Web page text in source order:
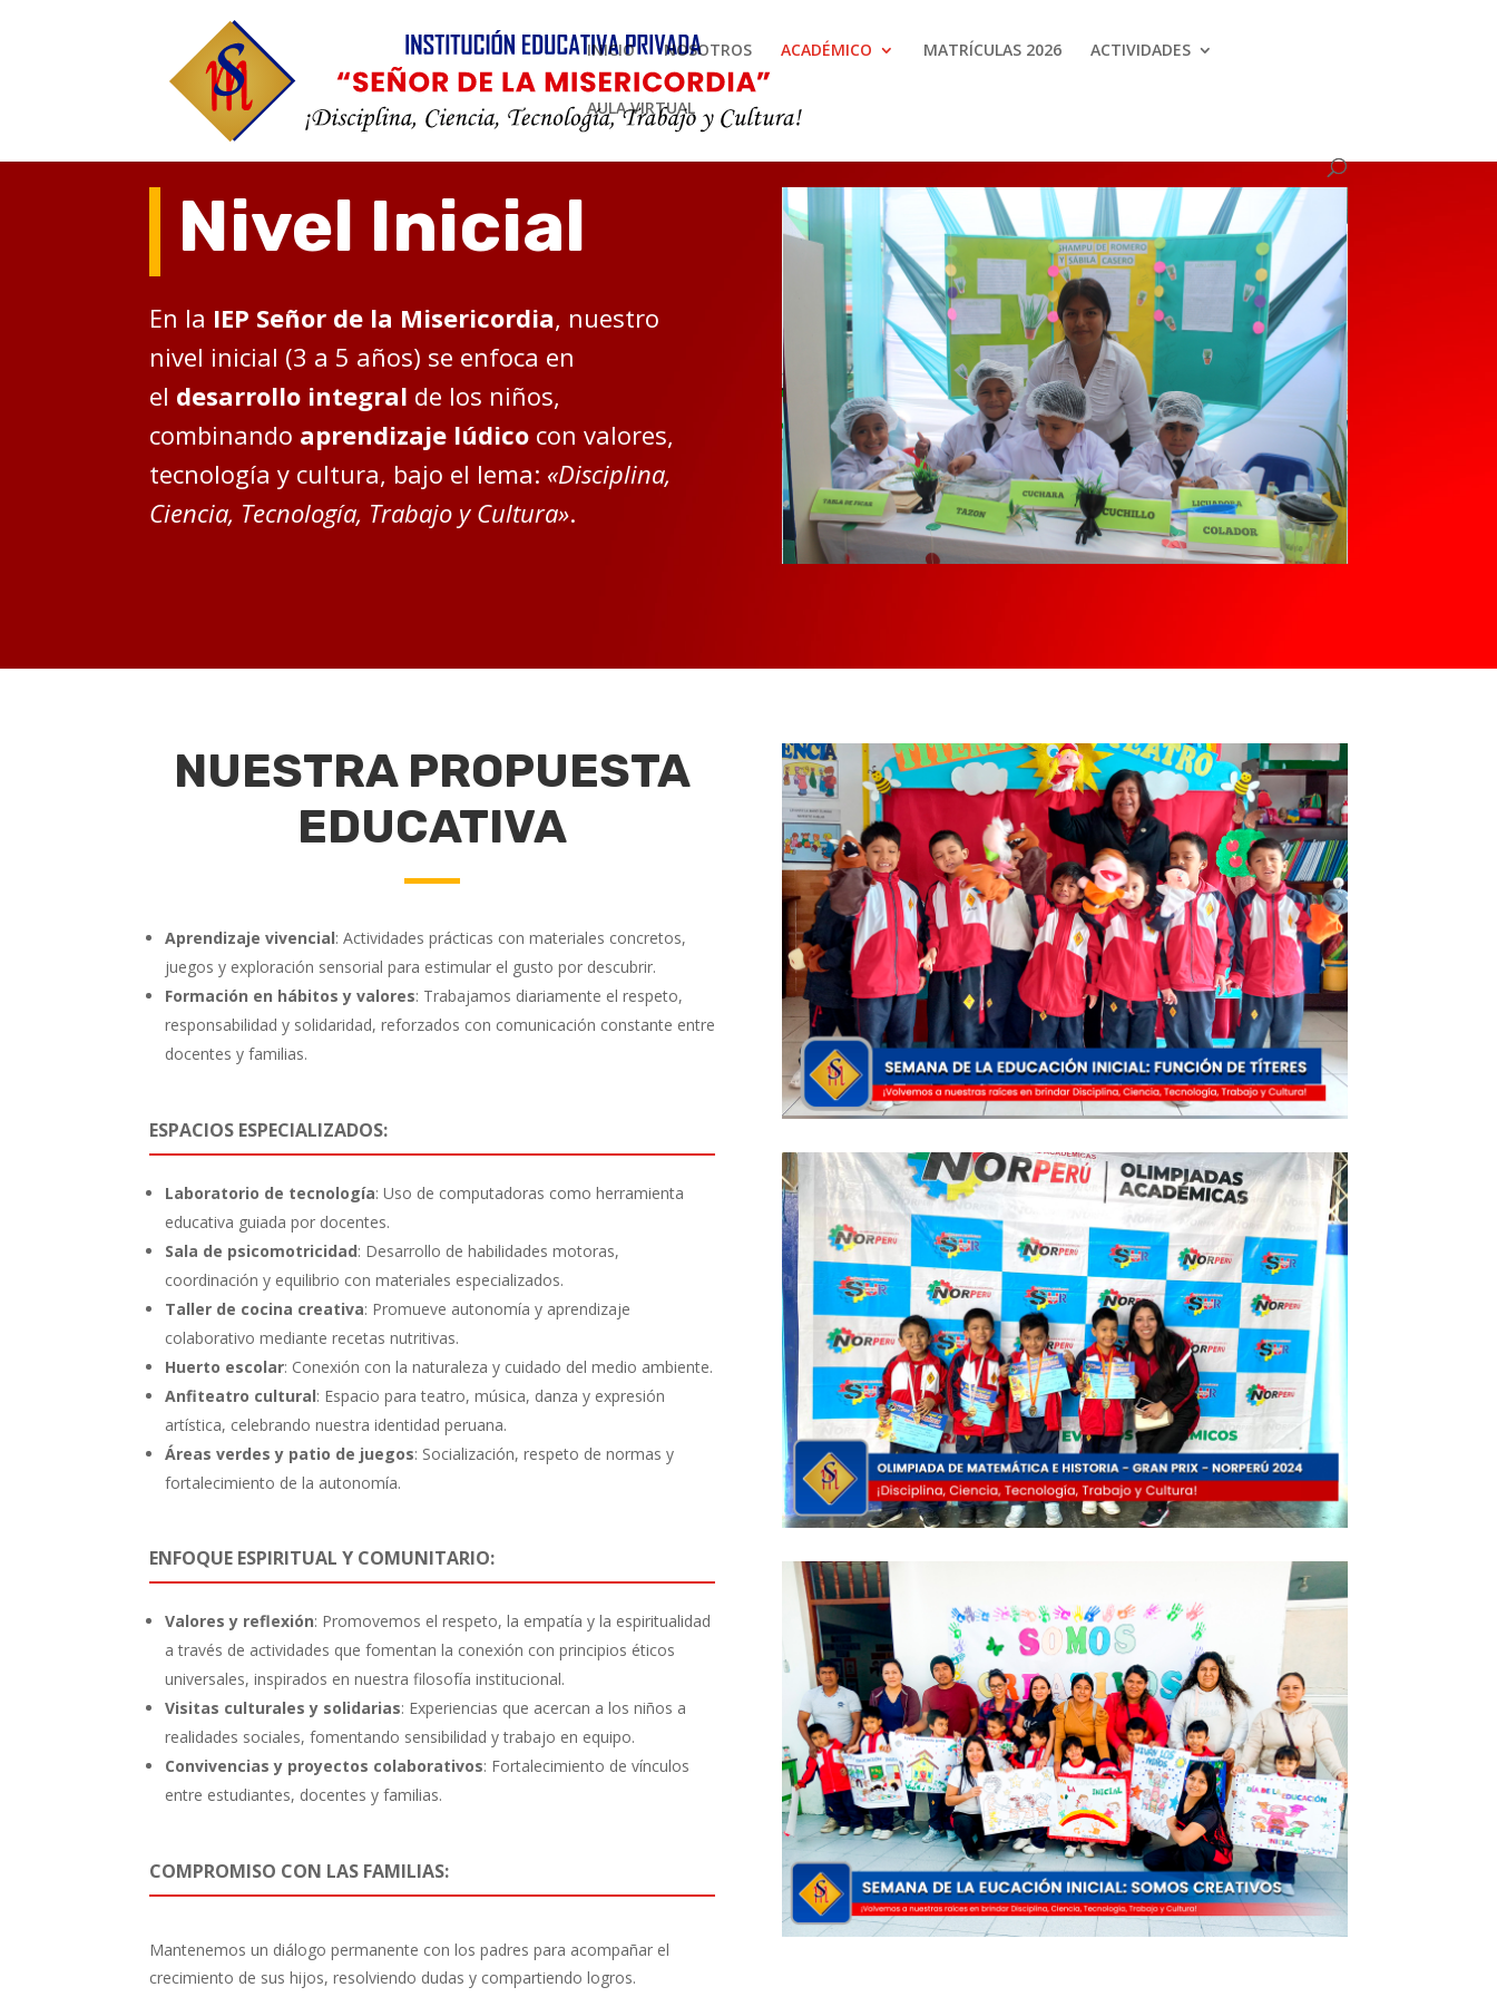
INICIO NOSOTROS ACADÉMICO MATRÍCULAS 2026 ACTIVIDADES
AULA VIRTUAL
Nivel Inicial
En la IEP Señor de la Misericordia, nuestro
nivel inicial (3 a 5 años) se enfoca en
el desarrollo integral de los niños,
combinando aprendizaje lúdico con valores,
tecnología y cultura, bajo el lema: «Disciplina,
Ciencia, Tecnología, Trabajo y Cultura».
NUESTRA PROPUESTA
EDUCATIVA
Aprendizaje vivencial: Actividades prácticas con materiales concretos,
juegos y exploración sensorial para estimular el gusto por descubrir.
Formación en hábitos y valores: Trabajamos diariamente el respeto,
responsabilidad y solidaridad, reforzados con comunicación constante entre
docentes y familias.
ESPACIOS ESPECIALIZADOS:
Laboratorio de tecnología: Uso de computadoras como herramienta
educativa guiada por docentes.
Sala de psicomotricidad: Desarrollo de habilidades motoras,
coordinación y equilibrio con materiales especializados.
Taller de cocina creativa: Promueve autonomía y aprendizaje
colaborativo mediante recetas nutritivas.
Huerto escolar: Conexión con la naturaleza y cuidado del medio ambiente.
Anfiteatro cultural: Espacio para teatro, música, danza y expresión
artística, celebrando nuestra identidad peruana.
Áreas verdes y patio de juegos: Socialización, respeto de normas y
fortalecimiento de la autonomía.
ENFOQUE ESPIRITUAL Y COMUNITARIO:
Valores y reflexión: Promovemos el respeto, la empatía y la espiritualidad
a través de actividades que fomentan la conexión con principios éticos
universales, inspirados en nuestra filosofía institucional.
Visitas culturales y solidarias: Experiencias que acercan a los niños a
realidades sociales, fomentando sensibilidad y trabajo en equipo.
Convivencias y proyectos colaborativos: Fortalecimiento de vínculos
entre estudiantes, docentes y familias.
COMPROMISO CON LAS FAMILIAS:
Mantenemos un diálogo permanente con los padres para acompañar el
crecimiento de sus hijos, resolviendo dudas y compartiendo logros.